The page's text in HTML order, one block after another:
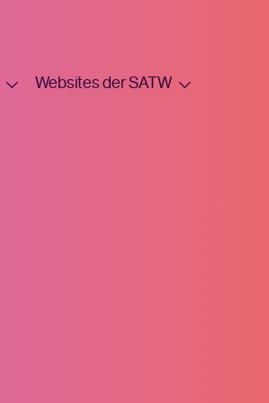
Websites der SATW